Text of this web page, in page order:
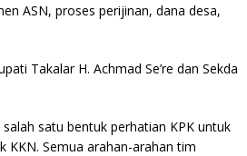
ASN, proses perijinan, dana desa,
Takalar H. Achmad Se’re dan Sekda
satu bentuk perhatian KPK untuk
KKN. Semua arahan-arahan tim